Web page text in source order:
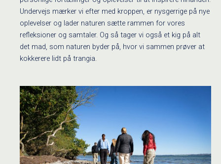
Undervejs mærker vi efter med kroppen, er nysgerrige på nye
oplevelser og lader naturen sætte rammen for vores
refleksioner og samtaler. Og så tager vi også et kig på alt
det mad, som naturen byder på, hvor vi sammen prøver at
kokkerere lidt på trangia.